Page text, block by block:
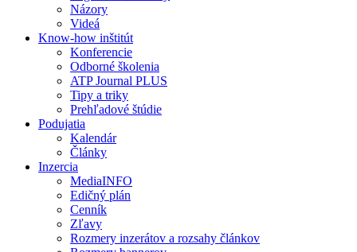
Názory
Videá
Know-how inštitút
Konferencie
Odborné školenia
ATP Journal PLUS
Tipy a triky
Prehľadové štúdie
Podujatia
Kalendár
Články
Inzercia
MediaINFO
Edičný plán
Cenník
Zľavy
Rozmery inzerátov a rozsahy článkov